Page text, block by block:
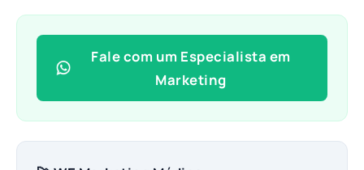
Fale com um Especialista em
Marketing